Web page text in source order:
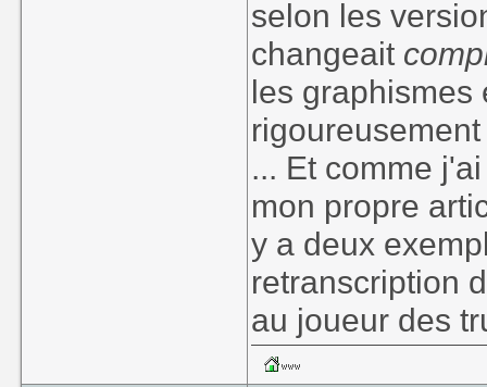
selon les
changeait
les graphismes
... Et comme
mon propre
y a deux
retranscription
au joueur des